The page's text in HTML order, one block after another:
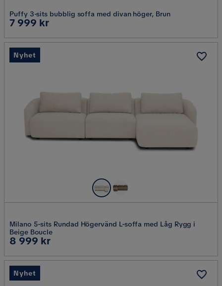
Puffy 3-sits bubblig soffa med divan höger, Brun
Pris
7 999 kr
Milano 5-sits Rundad Högervänd L-soffa med Låg Rygg i
Beige Boucle
Pris
8 999 kr
Nyhet
Nyhet